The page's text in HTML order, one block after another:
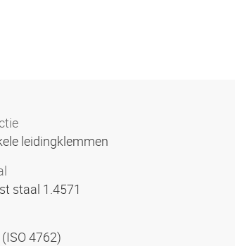
leidingklemmen
staal 1.4571
4762)